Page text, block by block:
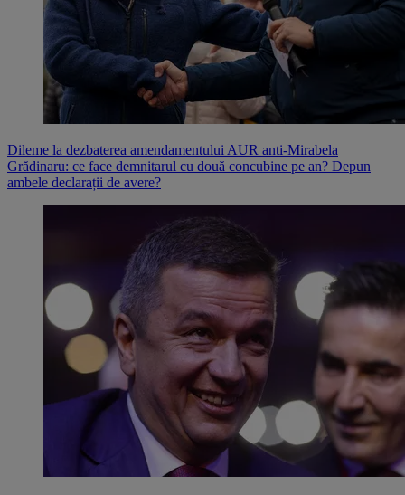
Dileme la dezbaterea amendamentului AUR anti-Mirabela
Grădinaru: ce face demnitarul cu două concubine pe an? Depun
ambele declarații de avere?